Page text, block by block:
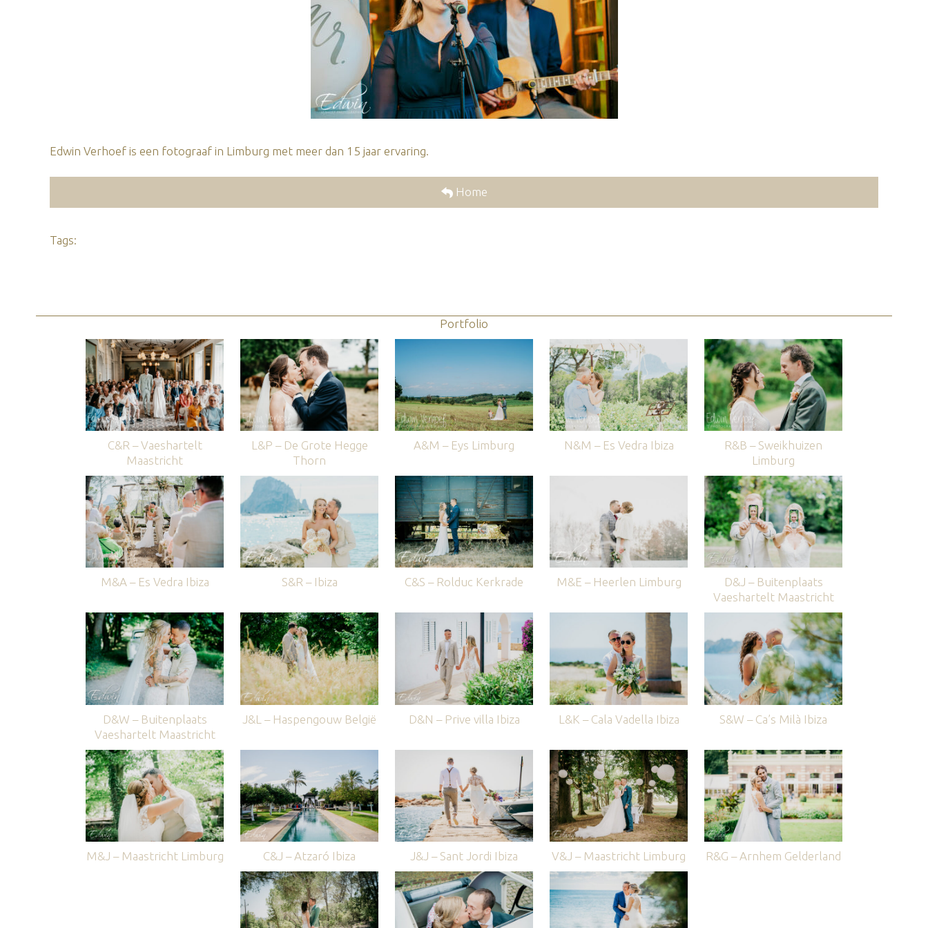
Edwin Verhoef is een fotograaf in Limburg met meer dan 15 jaar ervaring.
Home
Tags:
Portfolio
C&R – Vaeshartelt
Maastricht
L&P – De Grote Hegge
Thorn
A&M – Eys Limburg N&M – Es Vedra Ibiza
R&B – Sweikhuizen
Limburg
M&A – Es Vedra Ibiza S&R – Ibiza C&S – Rolduc Kerkrade M&E – Heerlen Limburg
D&J – Buitenplaats
Vaeshartelt Maastricht
D&W – Buitenplaats
Vaeshartelt Maastricht
J&L – Haspengouw België D&N – Prive villa Ibiza L&K – Cala Vadella Ibiza S&W – Ca’s Milà Ibiza
M&J – Maastricht Limburg C&J – Atzaró Ibiza J&J – Sant Jordi Ibiza V&J – Maastricht Limburg R&G – Arnhem Gelderland